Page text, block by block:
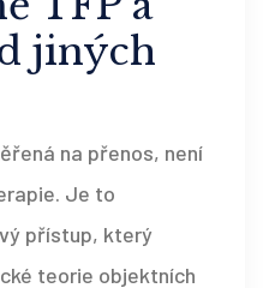
jiných
na přenos, není
Je to
přístup, který
teorie objektních